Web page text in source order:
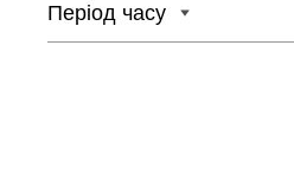
Луганська
Період часу